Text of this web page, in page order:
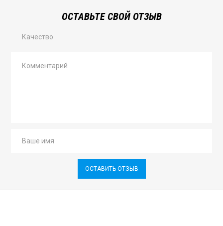
ОСТАВЬТЕ СВОЙ ОТЗЫВ
Качество
ОСТАВИТЬ ОТЗЫВ